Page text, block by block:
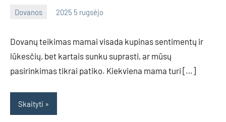
Dovanos 2025 5 rugsėjo
Dovanų teikimas mamai visada kupinas sentimentų ir
lūkesčių, bet kartais sunku suprasti, ar mūsų
pasirinkimas tikrai patiko. Kiekviena mama turi […]
Skaityti